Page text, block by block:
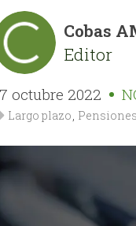
Cobas
Editor
octubre 2022
Largo plazo, Pensiones